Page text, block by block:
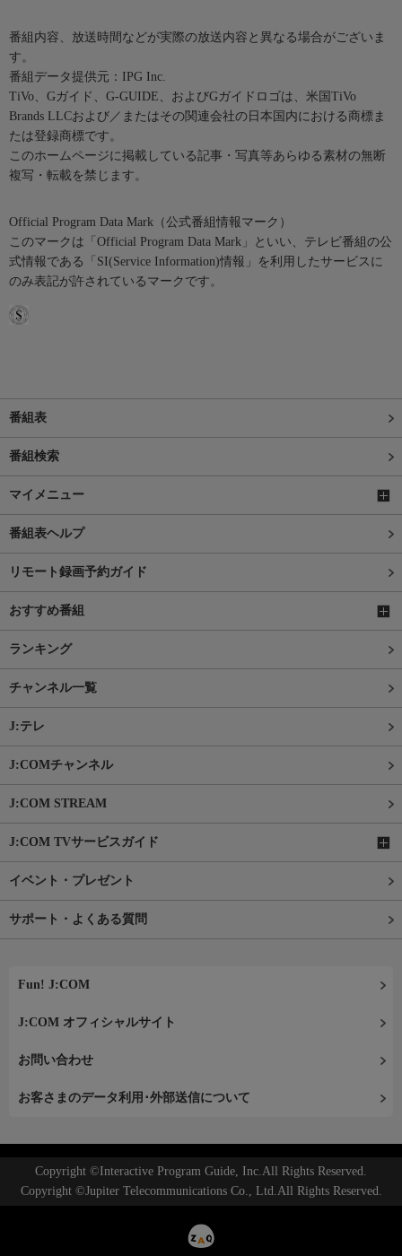
番組内容、放送時間などが実際の放送内容と異なる場合がございま
す。
番組データ提供元：IPG Inc.
TiVo、Gガイド、G-GUIDE、およびGガイドロゴは、米国TiVo
Brands LLCおよび／またはその関連会社の日本国内における商標ま
たは登録商標です。
このホームページに掲載している記事・写真等あらゆる素材の無断
複写・転載を禁じます。
Official Program Data Mark（公式番組情報マーク）
このマークは「Official Program Data Mark」といい、テレビ番組の公
式情報である「SI(Service Information)情報」を利用したサービスに
のみ表記が許されているマークです。
番組表
番組検索
マイメニュー
番組表ヘルプ
リモート録画予約ガイド
おすすめ番組
ランキング
チャンネル一覧
J:テレ
J:COMチャンネル
J:COM STREAM
J:COM TVサービスガイド
イベント・プレゼント
サポート・よくある質問
Fun! J:COM
J:COM オフィシャルサイト
お問い合わせ
お客さまのデータ利用･外部送信について
Copyright ©Interactive Program Guide, Inc.All Rights Reserved.
Copyright ©Jupiter Telecommunications Co., Ltd.All Rights Reserved.